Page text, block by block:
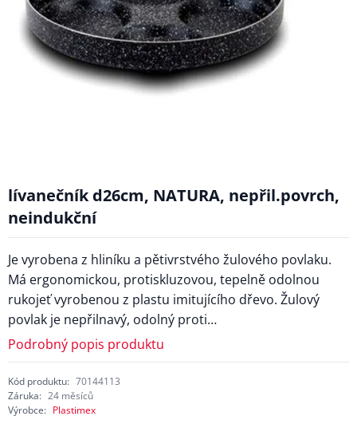
lívanečník d26cm, NATURA, nepřil.povrch,
neindukční
Je vyrobena z hliníku a pětivrstvého žulového povlaku.
Má ergonomickou, protiskluzovou, tepelně odolnou
rukojeť vyrobenou z plastu imitujícího dřevo. Žulový
povlak je nepřilnavý, odolný proti…
Podrobný popis produktu
Kód produktu: 70144113
Záruka: 24 měsíců
Výrobce: Plastimex